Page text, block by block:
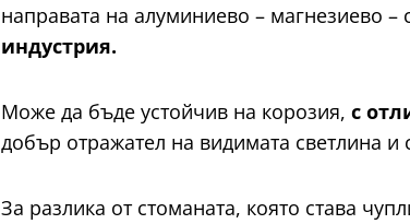
направата на алуминиево – магнезиево –
индустрия.
Може да бъде устойчив на корозия, с
добър отражател на видимата светлина и
За разлика от стоманата, която става